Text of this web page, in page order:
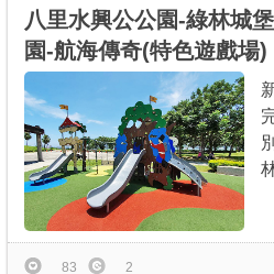
八里水興公公園-綠林城
園-航海傳奇(特色遊戲場)
83 2